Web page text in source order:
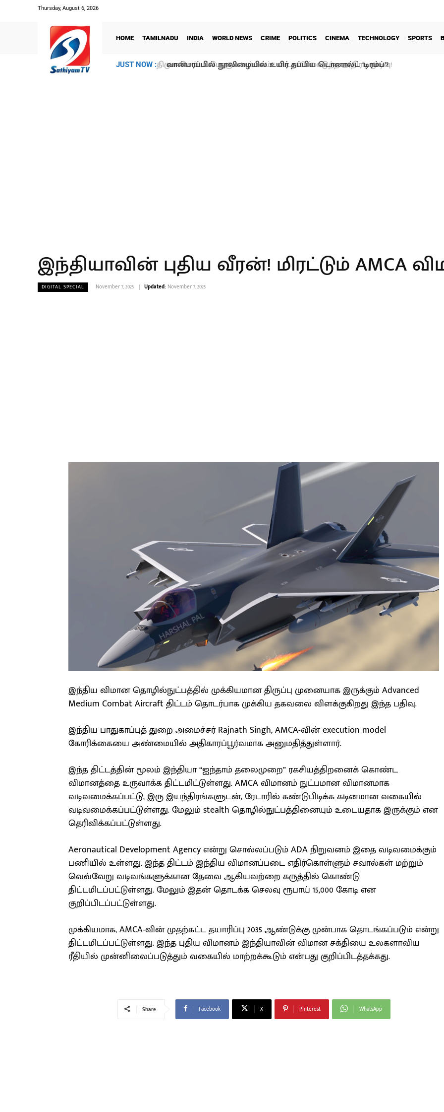
Thursday, August 6, 2026
HOME TAMILNADU INDIA WORLD NEWS CRIME POLITICS CINEMA TECHNOLOGY SPORTS
JUST NOW : வான்பரப்பில் நூலிழையில் உயிர் தப்பிய டொனால்ட் ‘டிரம்ப்’?
இந்தியாவின் புதிய வீரன்! மிரட்டும் AMCA
DIGITAL SPECIAL November 7, 2025 Updated: November 7, 2025
இந்திய விமான தொழில்நுட்பத்தில் முக்கியமான திருப்பு முனையாக இருக்கும் Advanced
Medium Combat Aircraft திட்டம் தொடர்பாக முக்கிய தகவலை விளக்குகிறது இந்த பதிவு.
இந்திய பாதுகாப்புத் துறை அமைச்சர் Rajnath Singh, AMCA-வின் execution model
கோரிக்கையை அண்மையில் அதிகாரப்பூர்வமாக அனுமதித்துள்ளார்.
இந்த திட்டத்தின் மூலம் இந்தியா “ஐந்தாம் தலைமுறை” ரகசியத்திறனைக் கொண்ட
விமானத்தை உருவாக்க திட்டமிட்டுள்ளது. AMCA விமானம் நுட்பமான விமானமாக
வடிவமைக்கப்பட்டு, இரு இயந்திரங்களுடன், ரேடாரில் கண்டுபிடிக்க கடினமான வகையில்
வடிவமைக்கப்பட்டுள்ளது. மேலும் stealth தொழில்நுட்பத்தினையும் உடையதாக இருக்கும் என
தெரிவிக்கப்பட்டுள்ளது.
Aeronautical Development Agency என்று சொல்லப்படும் ADA நிறுவனம் இதை வடிவமைக்கும்
பணியில் உள்ளது. இந்த திட்டம் இந்திய விமானப்படை எதிர்கொள்ளும் சவால்கள் மற்றும்
வெவ்வேறு வடிவங்களுக்கான தேவை ஆகியவற்றை கருத்தில் கொண்டு
திட்டமிடப்பட்டுள்ளது. மேலும் இதன் தொடக்க செலவு ரூபாய் 15,000 கோடி என
குறிப்பிடப்பட்டுள்ளது.
முக்கியமாக, AMCA-வின் முதற்கட்ட தயாரிப்பு 2035 ஆண்டுக்கு முன்பாக தொடங்கப்படும் என்று
திட்டமிடப்பட்டுள்ளது. இந்த புதிய விமானம் இந்தியாவின் விமான சக்தியை உலகளாவிய
ரீதியில் முன்னிலைப்படுத்தும் வகையில் மாற்றக்கூடும் என்பது குறிப்பிடத்தக்கது.
Share Facebook X Pinterest WhatsApp